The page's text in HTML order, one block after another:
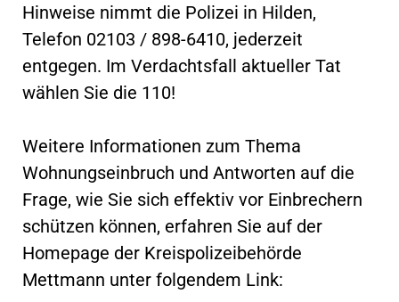
Hinweise nimmt die Polizei in Hilden,
Telefon 02103 / 898-6410, jederzeit
entgegen. Im Verdachtsfall aktueller Tat
wählen Sie die 110!
Weitere Informationen zum Thema
Wohnungseinbruch und Antworten auf die
Frage, wie Sie sich effektiv vor Einbrechern
schützen können, erfahren Sie auf der
Homepage der Kreispolizeibehörde
Mettmann unter folgendem Link: